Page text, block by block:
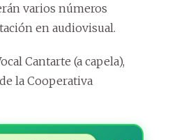
varios números
en audiovisual.
Cantarte (a capela),
la Cooperativa